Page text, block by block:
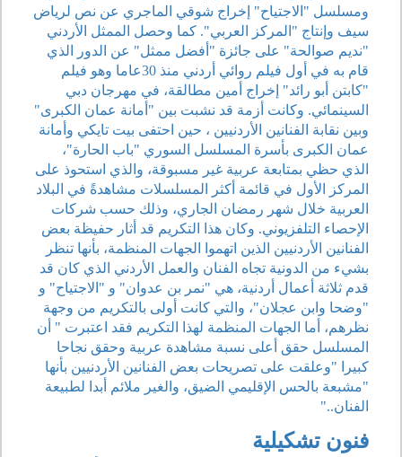
ومسلسل "الاجتياح" إخراج شوقي الماجري عن نص لرياض
سيف وإنتاج "المركز العربي". كما وحصل الممثل الأردني
"نديم صوالحة" على جائزة "أفضل ممثل" عن الدور الذي
قام به في أول فيلم روائي أردني منذ 30عاما وهو فيلم
"كابتن أبو رائد" إخراج أمين مطالقة، في مهرجان دبي
السينمائي. وكانت أزمة قد نشبت بين "أمانة عمان الكبرى"
وبين نقابة الفنانين الأردنيين ، حين احتفى بيت تايكي وأمانة
عمان الكبرى بأسرة المسلسل السوري "باب الحارة"،
الذي حظي بمتابعة عربية غير مسبوقة، والذي استحوذ على
المركز الأول في قائمة أكثر المسلسلات مشاهدةً في البلاد
العربية خلال شهر رمضان الجاري، وذلك حسب شركات
الإحصاء التلفزيوني. وكان هذا التكريم قد أثار حفيظة بعض
الفنانين الأردنيين الذين اتهموا الجهات المنظمة، بأنها تنظر
بشيء من الدونية تجاه الفنان والعمل الأردني الذي كان قد
قدم ثلاثة أعمال أردنية، هي "نمر بن عدوان" و "الاجتياح" و
"وضحا وابن عجلان"، والتي كانت أولى بالتكريم من وجهة
نظرهم، أما الجهات المنظمة لهذا التكريم فقد اعتبرت " أن
المسلسل حقق أعلى نسبة مشاهدة عربية وحقق نجاحا
كبيرا "وعلقت على تصريحات بعض الفنانين الأردنيين بأنها
"مشبعة بالحس الإقليمي الضيق، والغير ملائم أبدا لطبيعة
الفنان.."
فنون تشكيلية